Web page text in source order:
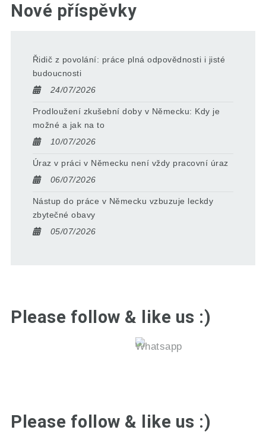
Nové příspěvky
Řidič z povolání: práce plná odpovědnosti i jisté
budoucnosti
24/07/2026
Prodloužení zkušební doby v Německu: Kdy je
možné a jak na to
10/07/2026
Úraz v práci v Německu není vždy pracovní úraz
06/07/2026
Nástup do práce v Německu vzbuzuje leckdy
zbytečné obavy
05/07/2026
Please follow & like us :)
Please follow & like us :)